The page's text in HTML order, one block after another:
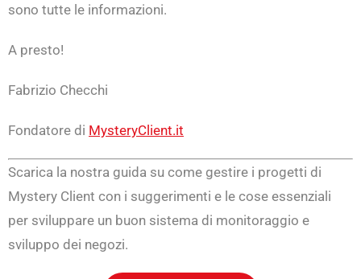
sono tutte le informazioni.
A presto!
Fabrizio Checchi
Fondatore di MysteryClient.it
Scarica la nostra guida su come gestire i progetti di
Mystery Client con i suggerimenti e le cose essenziali
per sviluppare un buon sistema di monitoraggio e
sviluppo dei negozi.